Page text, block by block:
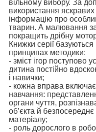
вільному вибору. За
використання
інформацію про
тварин. А малювання
покращить дрібну
Книжки серії
принципах методики:
- зміст ігор поступово
дитина постійно
і навички;
- кожна вправа включає
навчання:
органи чуття,
об’єкта й
матеріалу;
- роль дорослого в